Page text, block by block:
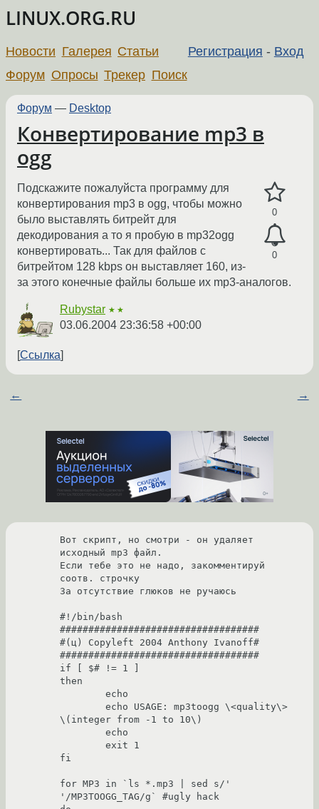
LINUX.ORG.RU
Регистрация - Вход
Новости Галерея Статьи
Форум Опросы Трекер Поиск
Форум — Desktop
Конвертирование mp3 в
ogg
0
0
Подскажите пожалуйста программу для
конвертирования mp3 в ogg, чтобы можно
было выставлять битрейт для
декодирования а то я пробую в mp32ogg
конвертировать... Так для файлов с
битрейтом 128 kbps он выставляет 160, из-
за этого конечные файлы больше их mp3-аналогов.
Rubystar ★★
03.06.2004 23:36:58 +00:00
Ссылка
← →
Вот скрипт, но смотри - он удаляет
исходный mp3 файл.
Если тебе это не надо, закомментируй
соотв. строчку
За отсутствие глюков не ручаюсь
#!/bin/bash
###################################
#(ц) Copyleft 2004 Anthony Ivanoff#
###################################
if [ $# != 1 ]
then
\(integer from -1 to 10\)
fi
for MP3 in `ls *.mp3 | sed s/'
'/MP3TOOGG_TAG/g` #ugly hack